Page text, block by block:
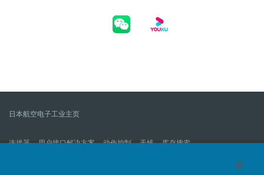
日本航空电子工业主页
连接器 用户接口解决方案 动作控制 天线 库存搜索